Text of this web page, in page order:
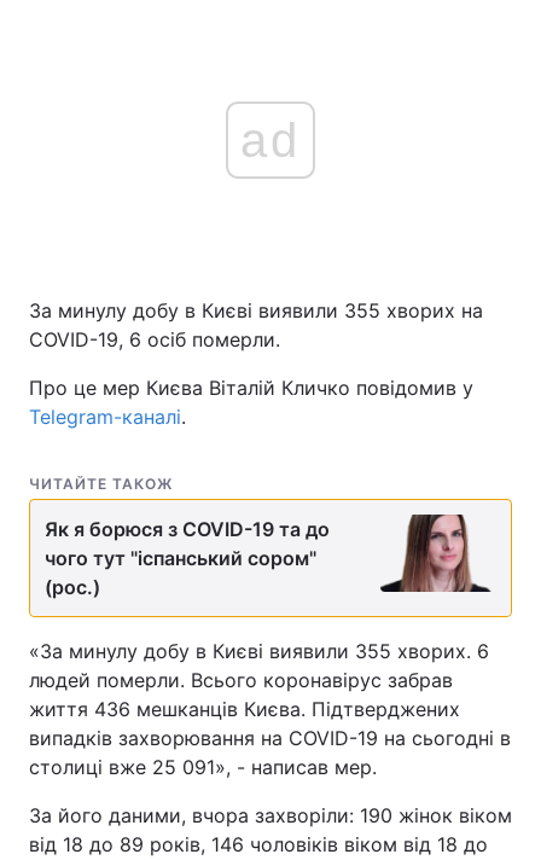
ad
За минулу добу в Києві виявили 355 хворих на
COVID-19, 6 осіб померли.
Про це мер Києва Віталій Кличко повідомив у
Telegram-каналі.
ЧИТАЙТЕ ТАКОЖ
Як я борюся з СOVID-19 та до
чого тут "іспанський сором"
(рос.)
«За минулу добу в Києві виявили 355 хворих. 6
людей померли. Всього коронавірус забрав
життя 436 мешканців Києва. Підтверджених
випадків захворювання на COVID-19 на сьогодні в
столиці вже 25 091», - написав мер.
За його даними, вчора захворіли: 190 жінок віком
від 18 до 89 років, 146 чоловіків віком від 18 до